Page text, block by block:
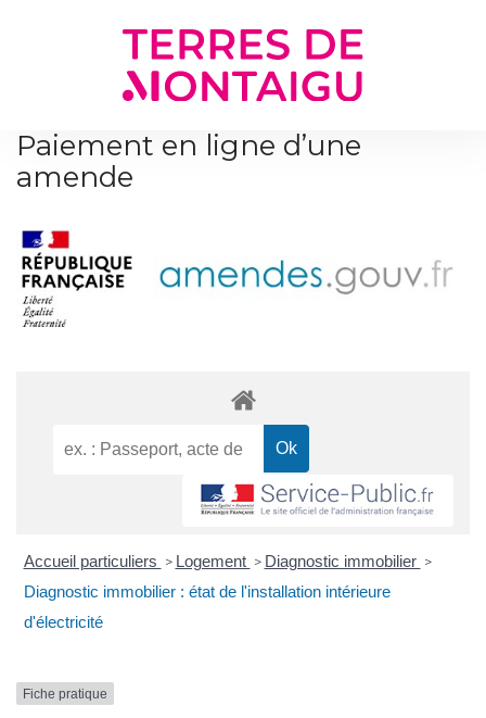
Paiement en ligne d’une
amende
Accueil particuliers > Logement > Diagnostic immobilier >
Diagnostic immobilier : état de l'installation intérieure
d'électricité
Fiche pratique